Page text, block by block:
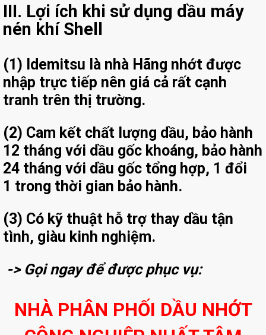
III. Lợi ích khi sử dụng dầu máy
nén khí Shell
(1) Idemitsu là nhà Hãng nhớt được
nhập trực tiếp nên giá cả rất cạnh
tranh trên thị trường.
(2) Cam kết chất lượng dầu, bảo hành
12 tháng với dầu gốc khoáng, bảo hành
24 tháng với dầu gốc tổng hợp, 1 đổi
1 trong thời gian bảo hành.
(3) Có kỹ thuật hỗ trợ thay dầu tận
tình, giàu kinh nghiệm.
-> Gọi ngay để được phục vụ:
NHÀ PHÂN PHỐI DẦU NHỚT